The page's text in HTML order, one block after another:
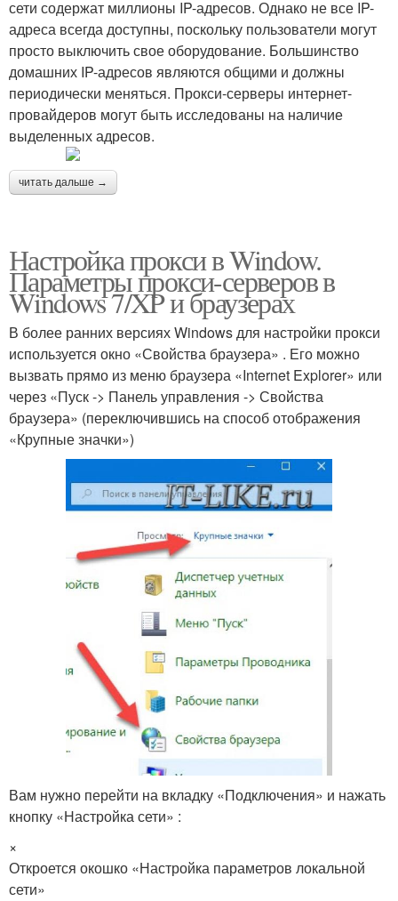
сети содержат миллионы IP-адресов. Однако не все IP-
адреса всегда доступны, поскольку пользователи могут
просто выключить свое оборудование. Большинство
домашних IP-адресов являются общими и должны
периодически меняться. Прокси-серверы интернет-
провайдеров могут быть исследованы на наличие
выделенных адресов.
читать дальше →
Настройка прокси в Window.
Параметры прокси-серверов в
Windows 7/XP и браузерах
В более ранних версиях Windows для настройки прокси
используется окно «Свойства браузера» . Его можно
вызвать прямо из меню браузера «Internet Explorer» или
через «Пуск -> Панель управления -> Свойства
браузера» (переключившись на способ отображения
«Крупные значки»)
Вам нужно перейти на вкладку «Подключения» и нажать
кнопку «Настройка сети» :
×
Откроется окошко «Настройка параметров локальной
сети»